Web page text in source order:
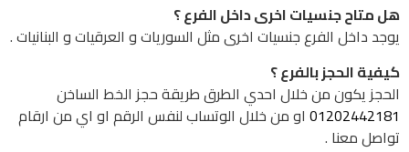
هل متاح جنسيات اخرى داخل الفرع ؟
يوجد داخل الفرع جنسيات اخرى مثل السوريات و العرقيات و البنانيات .
كيفية الحجز بالفرع ؟
الحجز يكون من خلال احدي الطرق طريقة حجز الخط الساخن
01202442181 او من خلال الوتساب لنفس الرقم او اي من ارقام
تواصل معنا .